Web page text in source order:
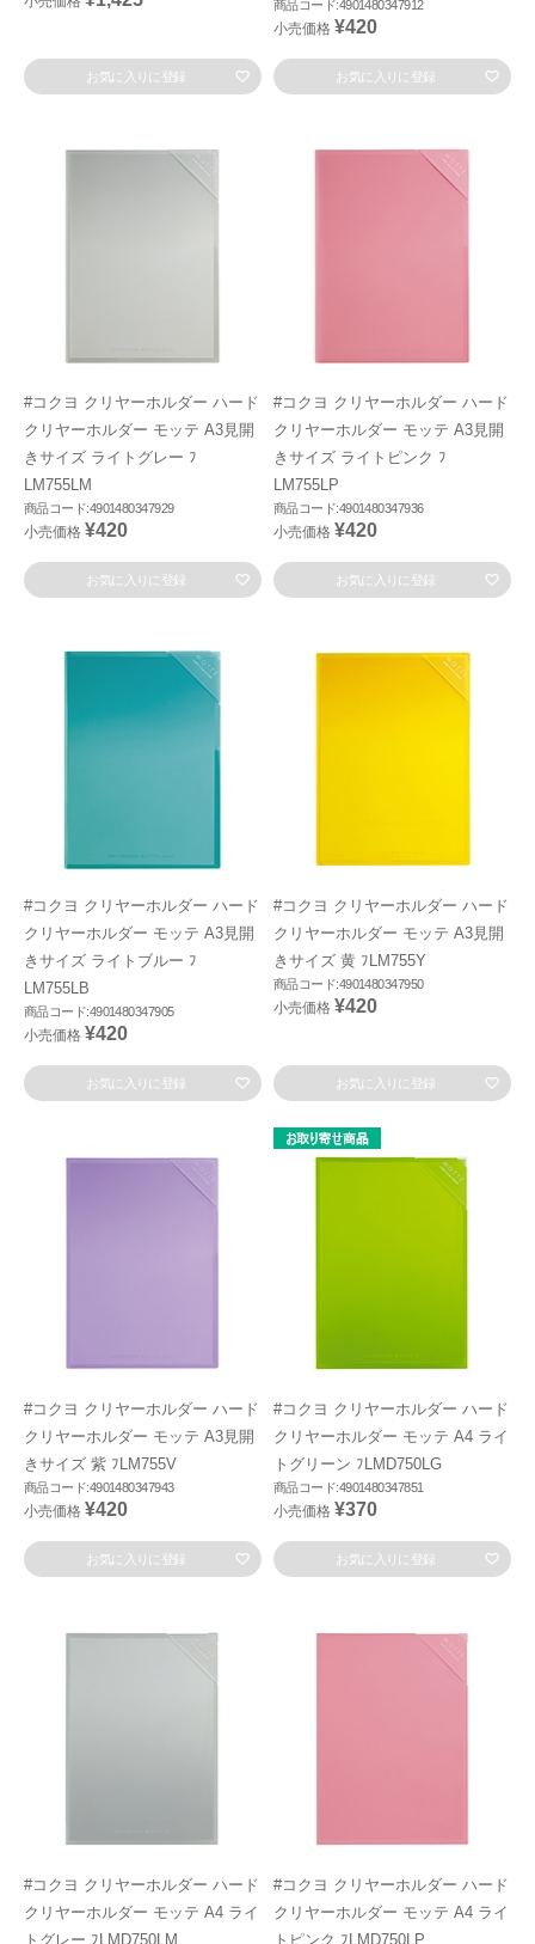
お気に入りに登録
商品コード:4901480347912
小売価格 ¥420
お気に入りに登録
#コクヨ クリヤーホルダー ハード
クリヤーホルダー モッテ A3見開
きサイズ ライトグレー ﾌ
LM755LM
商品コード:4901480347929
小売価格 ¥420
お気に入りに登録
#コクヨ クリヤーホルダー ハード
クリヤーホルダー モッテ A3見開
きサイズ ライトピンク ﾌ
LM755LP
商品コード:4901480347936
小売価格 ¥420
お気に入りに登録
#コクヨ クリヤーホルダー ハード
クリヤーホルダー モッテ A3見開
きサイズ ライトブルー ﾌ
LM755LB
商品コード:4901480347905
小売価格 ¥420
お気に入りに登録
#コクヨ クリヤーホルダー ハード
クリヤーホルダー モッテ A3見開
きサイズ 黄 ﾌLM755Y
商品コード:4901480347950
小売価格 ¥420
お気に入りに登録
#コクヨ クリヤーホルダー ハード
クリヤーホルダー モッテ A3見開
きサイズ 紫 ﾌLM755V
商品コード:4901480347943
小売価格 ¥420
お気に入りに登録
#コクヨ クリヤーホルダー ハード
クリヤーホルダー モッテ A4 ライ
トグリーン ﾌLMD750LG
商品コード:4901480347851
小売価格 ¥370
お気に入りに登録
#コクヨ クリヤーホルダー ハード
クリヤーホルダー モッテ A4 ライ
トグレー ﾌLMD750LM
#コクヨ クリヤーホルダー ハード
クリヤーホルダー モッテ A4 ライ
トピンク ﾌLMD750LP